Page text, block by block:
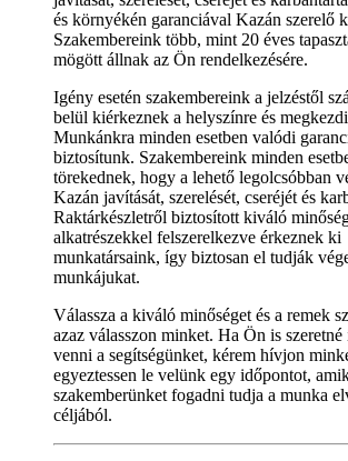
és környékén garanciával Kazán szerelő
Szakembereink több, mint 20 éves
mögött állnak az Ön rendelkezésére.
Igény esetén szakembereink a jelzéstől
belül kiérkeznek a helyszínre és
Munkánkra minden esetben valódi
biztosítunk. Szakembereink minden
törekednek, hogy a lehető legolcsóbban
Kazán javítását, szerelését, cseréjét és
Raktárkészletről biztosított kiváló
alkatrészekkel felszerelkezve érkeznek ki
munkatársaink, így biztosan el tudják
munkájukat.
Válassza a kiváló minőséget és a remek
azaz válasszon minket. Ha Ön is szeretné
venni a segítségünket, kérem hívjon
egyeztessen le velünk egy időpontot,
szakemberünket fogadni tudja a munka
céljából.